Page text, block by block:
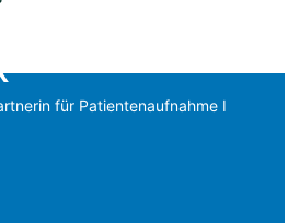
für Patientenaufnahme I